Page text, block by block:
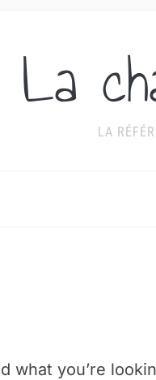
La
LA
what you’re